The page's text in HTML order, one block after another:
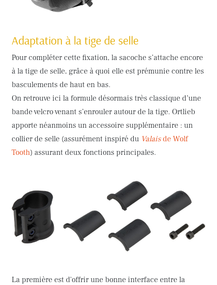
Adaptation à la tige de selle
Pour compléter cette fixation, la sacoche s’attache encore
à la tige de selle, grâce à quoi elle est prémunie contre les
basculements de haut en bas.
On retrouve ici la formule désormais très classique d’une
bande velcro venant s’enrouler autour de la tige. Ortlieb
apporte néanmoins un accessoire supplémentaire : un
collier de selle (assurément inspiré du Valaisde Wolf
Tooth) assurant deux fonctions principales.
La première est d'offrir une bonne interface entre la